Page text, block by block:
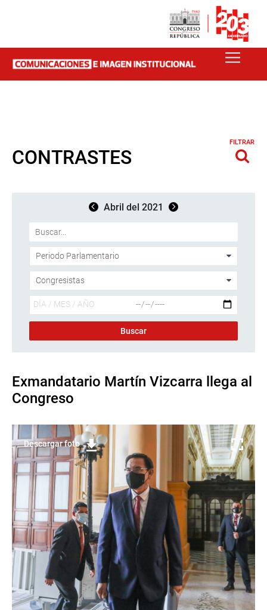
CONTRASTES
FILTRAR
Abril del 2021
Exmandatario Martín Vizcarra llega al
Congreso
Descargar foto